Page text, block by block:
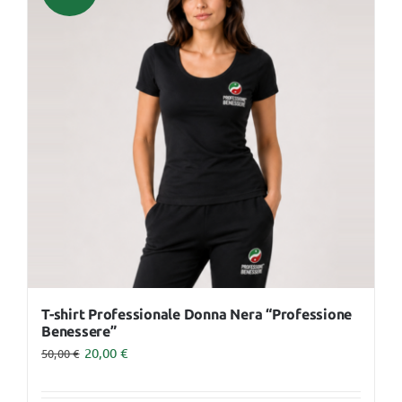
possono
T-shirt Professionale Donna Nera “Professione
Benessere”
50,00€ 20,00 €